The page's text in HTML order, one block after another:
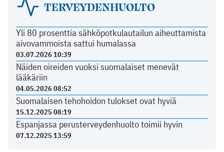
TERVEYDENHUOLTO
Yli 80 prosenttia sähköpotkulautailun aiheuttamista
aivovammoista sattui humalassa
03.07.2026 10:39
Näiden oireiden vuoksi suomalaiset menevät
lääkäriin
04.05.2026 08:52
Suomalaisen tehohoidon tulokset ovat hyviä
15.12.2025 08:19
Espanjassa perusterveydenhuolto toimii hyvin
07.12.2025 13:59